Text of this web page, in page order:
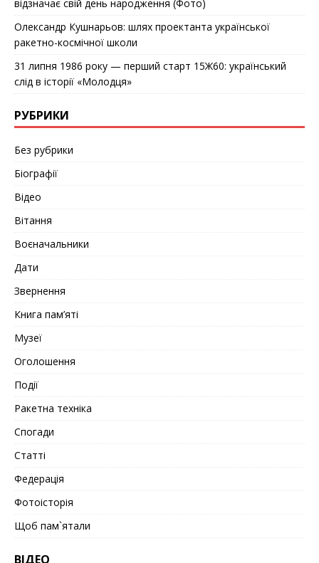
відзначає cвій день народження (Фото)
Олександр Кушнарьов: шлях проектанта української
ракетно-космічної школи
31 липня 1986 року — перший старт 15Ж60: український
слід в історії «Молодця»
РУБРИКИ
Без рубрики
Біографії
Відео
Вітання
Воєначальники
Дати
Звернення
Книга пам’яті
Музеї
Оголошення
Події
Ракетна техніка
Спогади
Статті
Федерація
Фотоісторія
Щоб пам`ятали
ВІДЕО